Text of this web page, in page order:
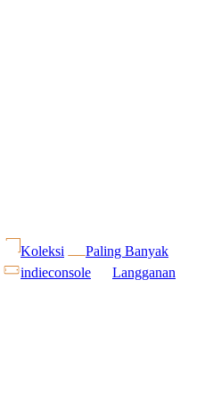
Koleksi
Paling Banyak
indieconsole Langganan